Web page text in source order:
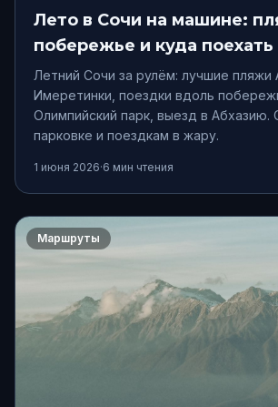
Лето в Сочи на машине:
побережье и куда поехать
Летний Сочи за рулём: лучшие пляжи
Имеретинки, поездки вдоль
Олимпийский парк, выезд в Абхазию.
парковке и поездкам в жару.
1 июня 2026·6 мин чтения
Маршруты